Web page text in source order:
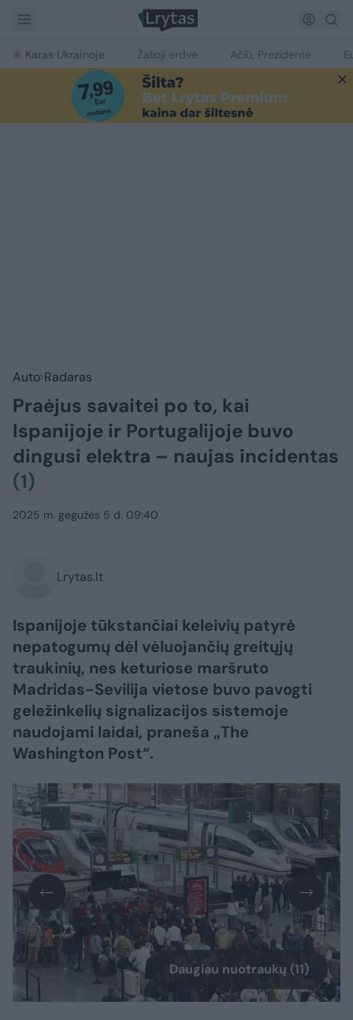
Karas Ukrainoje Žalioji erdvė Ačiū, Prezidente
Auto Radaras
Praėjus savaitei po to, kai
Ispanijoje ir Portugalijoje buvo
dingusi elektra – naujas incidentas
(1)
2025 m. gegužės 5 d. 09:40
Lrytas.lt
Ispanijoje tūkstančiai keleivių patyrė
nepatogumų dėl vėluojančių greitųjų
traukinių, nes keturiose maršruto
Madridas-Sevilija vietose buvo pavogti
geležinkelių signalizacijos sistemoje
naudojami laidai, praneša „The
Washington Post“.
Daugiau nuotraukų (11)